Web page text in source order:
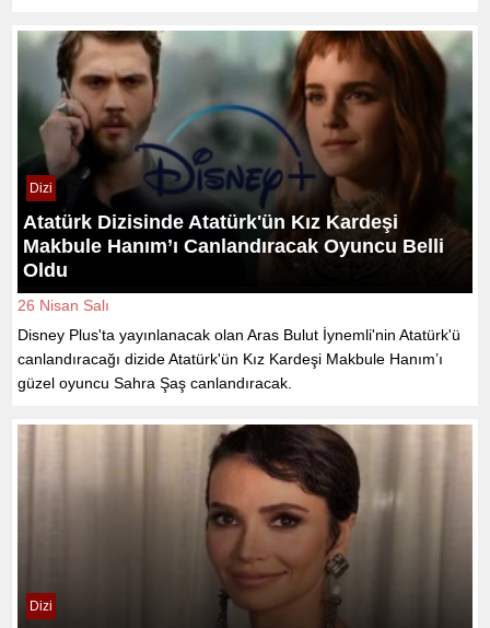
Dizi
Atatürk Dizisinde Atatürk'ün Kız Kardeşi
Makbule Hanım’ı Canlandıracak Oyuncu Belli
Oldu
26 Nisan Salı
Disney Plus'ta yayınlanacak olan Aras Bulut İynemli'nin Atatürk'ü
canlandıracağı dizide Atatürk'ün Kız Kardeşi Makbule Hanım’ı
güzel oyuncu Sahra Şaş canlandıracak.
Dizi